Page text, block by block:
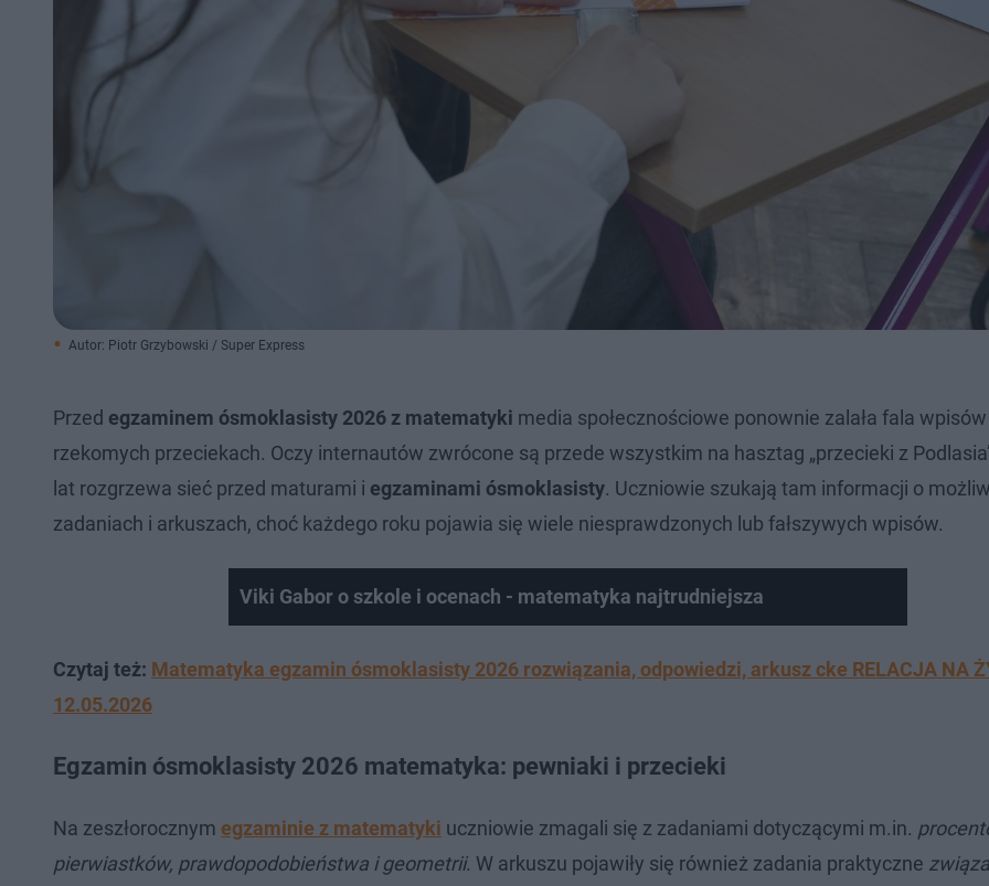
Autor: Piotr Grzybowski / Super Express
Przed egzaminem ósmoklasisty 2026 z matematyki media społecznościowe ponownie zalała fala wpisów
rzekomych przeciekach. Oczy internautów zwrócone są przede wszystkim na hasztag „przecieki z
lat rozgrzewa sieć przed maturami i egzaminami ósmoklasisty. Uczniowie szukają tam informacji o
zadaniach i arkuszach, choć każdego roku pojawia się wiele niesprawdzonych lub fałszywych wpisów.
Viki Gabor o szkole i ocenach - matematyka najtrudniejsza
Czytaj też: Matematyka egzamin ósmoklasisty 2026 rozwiązania, odpowiedzi, arkusz cke RELACJA NA
12.05.2026
Egzamin ósmoklasisty 2026 matematyka: pewniaki i przecieki
Na zeszłorocznym egzaminie z matematyki uczniowie zmagali się z zadaniami dotyczącymi m.in.
pierwiastków, prawdopodobieństwa i geometrii. W arkuszu pojawiły się również zadania praktyczne